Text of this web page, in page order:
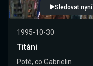
Sledovat nyní
1995-10-30
Titáni
Poté, co Gabrielin